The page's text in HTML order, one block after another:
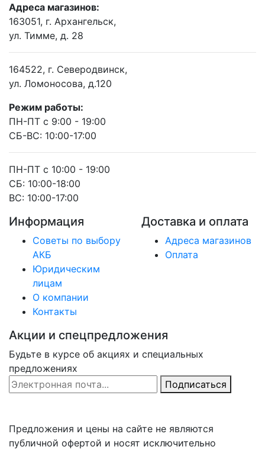
Адреса магазинов:
163051, г. Архангельск,
ул. Тимме, д. 28
164522, г. Северодвинск,
ул. Ломоносова, д.120
Режим работы:
ПН-ПТ с 9:00 - 19:00
СБ-ВС: 10:00-17:00
ПН-ПТ с 10:00 - 19:00
СБ: 10:00-18:00
ВС: 10:00-17:00
Информация
Советы по выбору
АКБ
Юридическим
лицам
О компании
Контакты
Доставка и оплата
Адреса магазинов
Оплата
Акции и спецпредложения
Будьте в курсе об акциях и специальных
предложениях
Email Address
Подписаться
Предложения и цены на сайте не являются
публичной офертой и носят исключительно